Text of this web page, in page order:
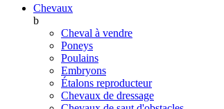
Chevaux
b
Cheval à vendre
Poneys
Poulains
Embryons
Étalons reproducteur
Chevaux de dressage